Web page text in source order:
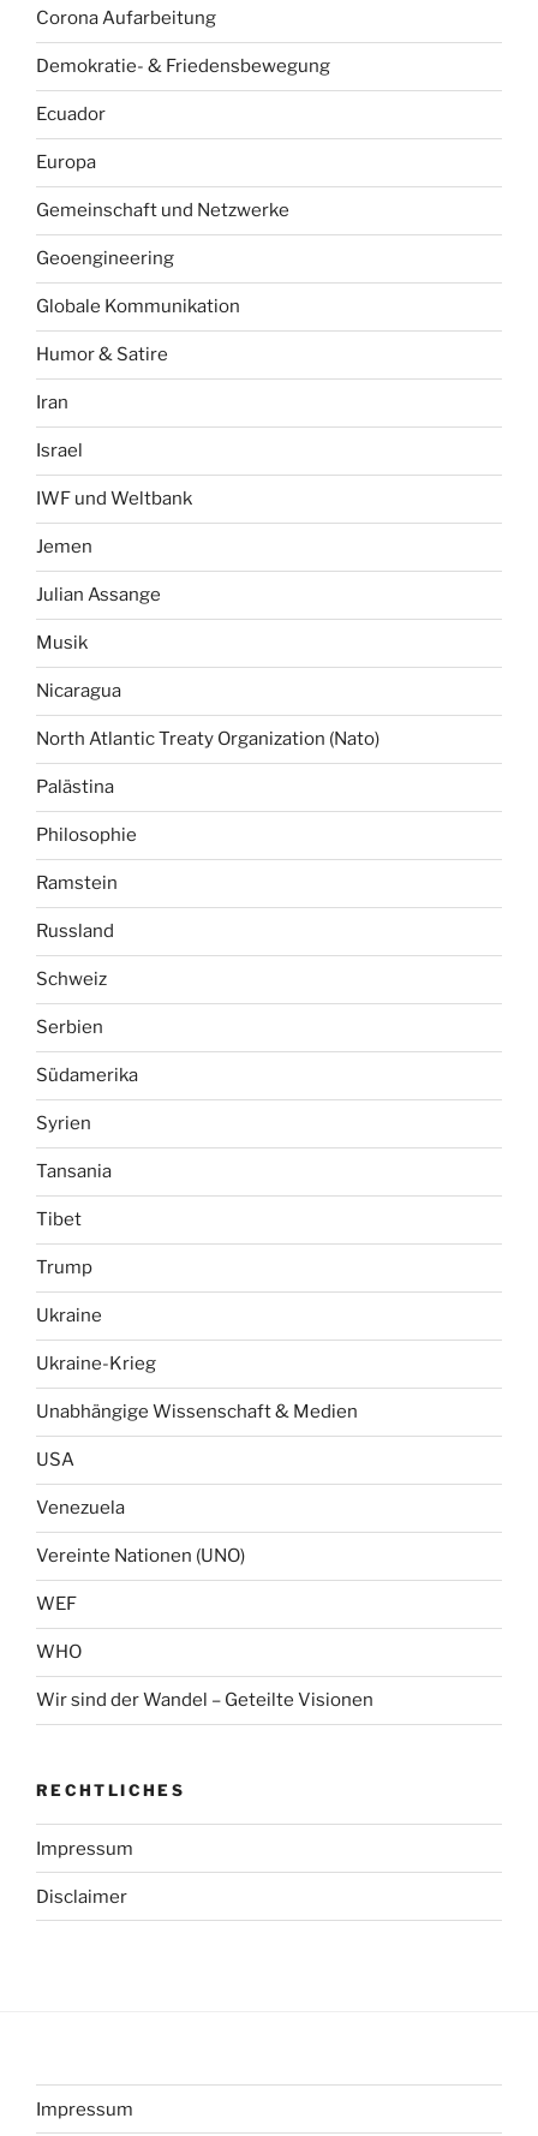
Corona Aufarbeitung
Demokratie- & Friedensbewegung
Ecuador
Europa
Gemeinschaft und Netzwerke
Geoengineering
Globale Kommunikation
Humor & Satire
Iran
Israel
IWF und Weltbank
Jemen
Julian Assange
Musik
Nicaragua
North Atlantic Treaty Organization (Nato)
Palästina
Philosophie
Ramstein
Russland
Schweiz
Serbien
Südamerika
Syrien
Tansania
Tibet
Trump
Ukraine
Ukraine-Krieg
Unabhängige Wissenschaft & Medien
USA
Venezuela
Vereinte Nationen (UNO)
WEF
WHO
Wir sind der Wandel – Geteilte Visionen
RECHTLICHES
Impressum
Disclaimer
Impressum